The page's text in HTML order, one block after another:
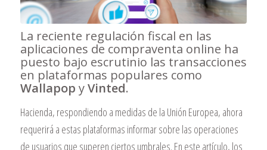
La reciente regulación fiscal en las
aplicaciones de compraventa online ha
puesto bajo escrutinio las transacciones
en plataformas populares como
Wallapop yVinted.
Hacienda, respondiendo a medidas de la Unión Europea, ahora
requerirá a estas plataformas informar sobre las operaciones
de usuarios que superen ciertos umbrales. En este artículo, los